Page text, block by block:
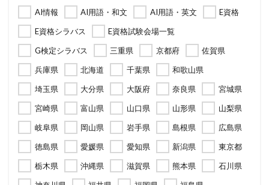
AI情報 AI用語・和文 AI用語・英文
E資格
E資格シラバス
E資格試験会場一覧
G検定シラバス
三重県 京都府
佐賀県
兵庫県
北海道 千葉県
和歌山県
埼玉県
大分県 大阪府 奈良県
宮城県
宮崎県
富山県 山口県 山形県
山梨県
岐阜県
岡山県 岩手県 島根県
広島県
徳島県
愛媛県 愛知県 新潟県
東京都
栃木県
沖縄県 滋賀県 熊本県
石川県